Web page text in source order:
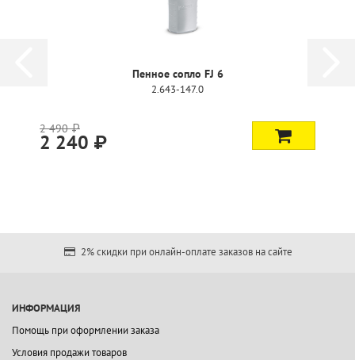
Пенное сопло FJ 6
2.643-147.0
2 490 ₽
2 240 ₽
2% скидки при онлайн-оплате заказов на сайте
ИНФОРМАЦИЯ
Помощь при оформлении заказа
Условия продажи товаров